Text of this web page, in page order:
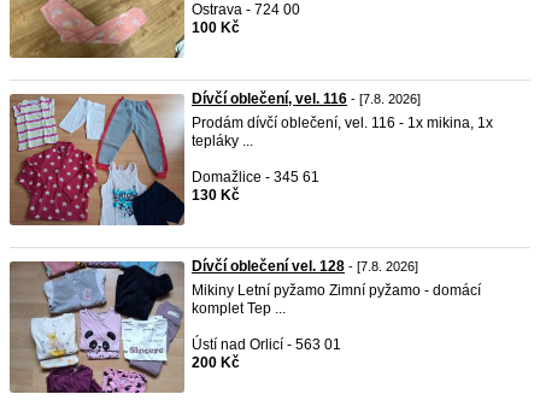
Ostrava - 724 00
100 Kč
Dívčí oblečení, vel. 116 - [7.8. 2026]
Prodám dívčí oblečení, vel. 116 - 1x mikina, 1x
tepláky ...
Domažlice - 345 61
130 Kč
Dívčí oblečení vel. 128 - [7.8. 2026]
Mikiny Letní pyžamo Zimní pyžamo - domácí
komplet Tep ...
Ústí nad Orlicí - 563 01
200 Kč